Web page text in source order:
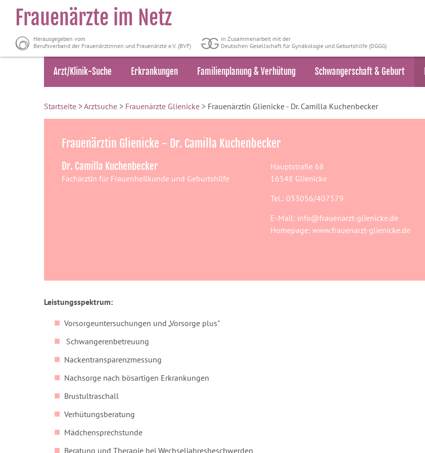
Frauenärzte im Netz
Herausgegeben vom
Berufsverband der Frauenärztinnen und Frauenärzte e.V. (BVF)
in Zusammenarbeit mit der
Deutschen Gesellschaft für Gynäkologie und Geburtshilfe (DGGG)
Arzt/Klinik-Suche Erkrankungen Familienplanung & Verhütung Schwangerschaft & Geburt
Startseite >Arztsuche > Frauenärzte Glienicke > Frauenärztin Glienicke - Dr. Camilla Kuchenbecker
Frauenärztin Glienicke - Dr. Camilla Kuchenbecker
Dr. Camilla Kuchenbecker
Fachärztin für Frauenheilkunde und Geburtshilfe
Hauptstraße 68
16548 Glienicke
Tel.: 033056/407579
E-Mail: info@frauenarzt-glienicke.de
Homepage: www.frauenarzt-glienicke.de
Leistungsspektrum:
Vorsorgeuntersuchungen und „Vorsorge plus"
Schwangerenbetreuung
Nackentransparenzmessung
Nachsorge nach bösartigen Erkrankungen
Brustultraschall
Verhütungsberatung
Mädchensprechstunde
Beratung und Therapie bei Wechseljahresbeschwerden